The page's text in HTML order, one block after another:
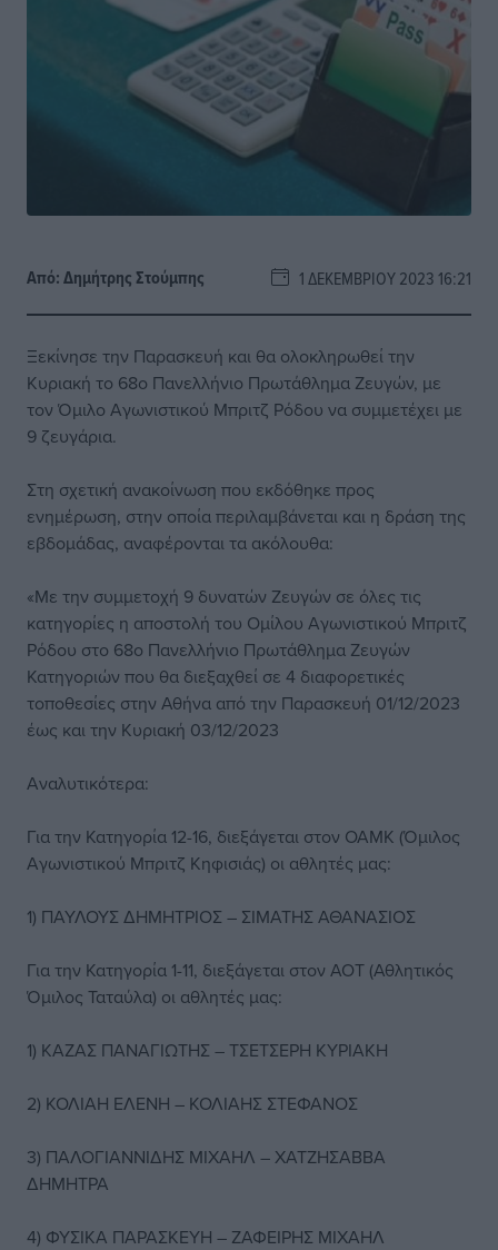
Από:Δημήτρης Στούμπης 1 ΔΕΚΕΜΒΡΊΟΥ 2023 16:21
Ξεκίνησε την Παρασκευή και θα ολοκληρωθεί την
Κυριακή το 68ο Πανελλήνιο Πρωτάθλημα Ζευγών, με
τον Όμιλο Αγωνιστικού Μπριτζ Ρόδου να συμμετέχει με
9 ζευγάρια.
Στη σχετική ανακοίνωση που εκδόθηκε προς
ενημέρωση, στην οποία περιλαμβάνεται και η δράση της
εβδομάδας, αναφέρονται τα ακόλουθα:
«Με την συμμετοχή 9 δυνατών Ζευγών σε όλες τις
κατηγορίες η αποστολή του Ομίλου Αγωνιστικού Μπριτζ
Ρόδου στο 68ο Πανελλήνιο Πρωτάθλημα Ζευγών
Κατηγοριών που θα διεξαχθεί σε 4 διαφορετικές
τοποθεσίες στην Αθήνα από την Παρασκευή 01/12/2023
έως και την Κυριακή 03/12/2023
Αναλυτικότερα:
Για την Κατηγορία 12-16, διεξάγεται στον ΟΑΜΚ (Όμιλος
Αγωνιστικού Μπριτζ Κηφισιάς) οι αθλητές μας:
1) ΠΑΥΛΟΥΣ ΔΗΜΗΤΡΙΟΣ – ΣΙΜΑΤΗΣ ΑΘΑΝΑΣΙΟΣ
Για την Κατηγορία 1-11, διεξάγεται στον ΑΟΤ (Αθλητικός
Όμιλος Ταταύλα) οι αθλητές μας:
1) ΚΑΖΑΣ ΠΑΝΑΓΙΩΤΗΣ – ΤΣΕΤΣΕΡΗ ΚΥΡΙΑΚΗ
2) ΚΟΛΙΑΗ ΕΛΕΝΗ – ΚΟΛΙΑΗΣ ΣΤΕΦΑΝΟΣ
3) ΠΑΛΟΓΙΑΝΝΙΔΗΣ ΜΙΧΑΗΛ – ΧΑΤΖΗΣΑΒΒΑ
ΔΗΜΗΤΡΑ
4) ΦΥΣΙΚΑ ΠΑΡΑΣΚΕΥΗ – ΖΑΦΕΙΡΗΣ ΜΙΧΑΗΛ